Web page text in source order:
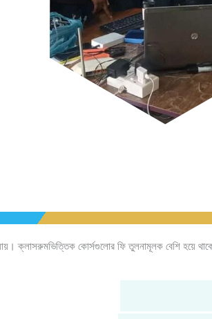
ক্লাসরুমভিত্তিক কোর্সগুলোর ফি তুলনামূলক বেশি হয়ে